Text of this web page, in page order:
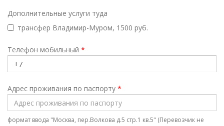
Дополнительные услуги туда
трансфер Владимир-Муром, 1500 руб.
Телефон мобильный *
Адрес проживания по паспорту *
формат ввода "Москва, пер.Волкова д.5 стр.1 кв.5" (Перевозчик не